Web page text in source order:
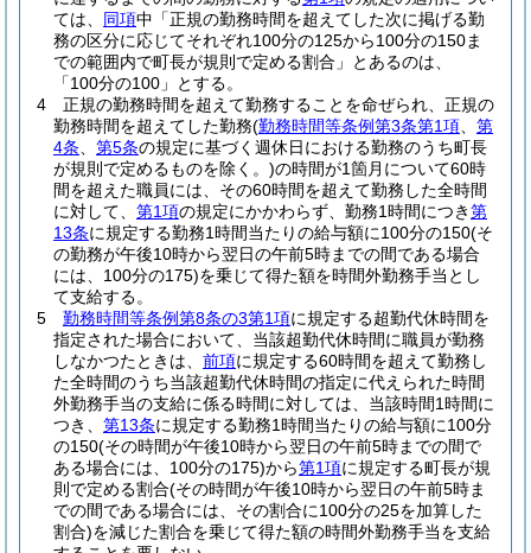
ては、 同項中「正規の勤務時間を超えてした次に掲げる勤
務の区分に応じてそれぞれ100分の125から100分の150ま
での範囲内で町長が規則で定める割合」とあるのは、
「100分の100」とする。
4
正規の勤務時間を超えて勤務することを命ぜられ、正規の
勤務時間を超えてした勤務(勤務時間等条例第3条第1項
第
4条
第5条の規定に基づく週休日における勤務のうち町長
が規則で定めるものを除く。)の時間が1箇月について60時
間を超えた職員には、その60時間を超えて勤務した全時間
に対して、 第1項の規定にかかわらず、勤務1時間につき第
13条に規定する勤務1時間当たりの給与額に100分の150(そ
の勤務が午後10時から翌日の午前5時までの間である場合
には、100分の175)を乗じて得た額を時間外勤務手当とし
て支給する。
5
勤務時間等条例第8条の3第1項に規定する超勤代休時間を
指定された場合において、当該超勤代休時間に職員が勤務
しなかつたときは、 前項に規定する60時間を超えて勤務し
た全時間のうち当該超勤代休時間の指定に代えられた時間
外勤務手当の支給に係る時間に対しては、当該時間1時間に
つき、 第13条に規定する勤務1時間当たりの給与額に100分
の150(その時間が午後10時から翌日の午前5時までの間で
ある場合には、100分の175)から第1項に規定する町長が規
則で定める割合(その時間が午後10時から翌日の午前5時ま
での間である場合には、その割合に100分の25を加算した
割合)を減じた割合を乗じて得た額の時間外勤務手当を支給